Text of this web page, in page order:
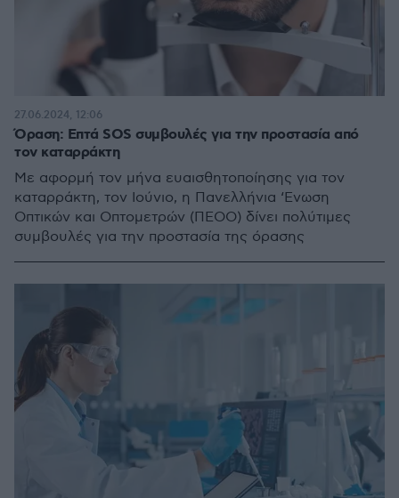
Όραση: Επτά SOS συμβουλές για την προστασία από
τον καταρράκτη
Με αφορμή τον μήνα ευαισθητοποίησης για τον
καταρράκτη, τον Ιούνιο, η Πανελλήνια ‘Ενωση
Οπτικών και Οπτομετρών (ΠΕΟΟ) δίνει πολύτιμες
συμβουλές για την προστασία της όρασης
27.06.2024, 12:06